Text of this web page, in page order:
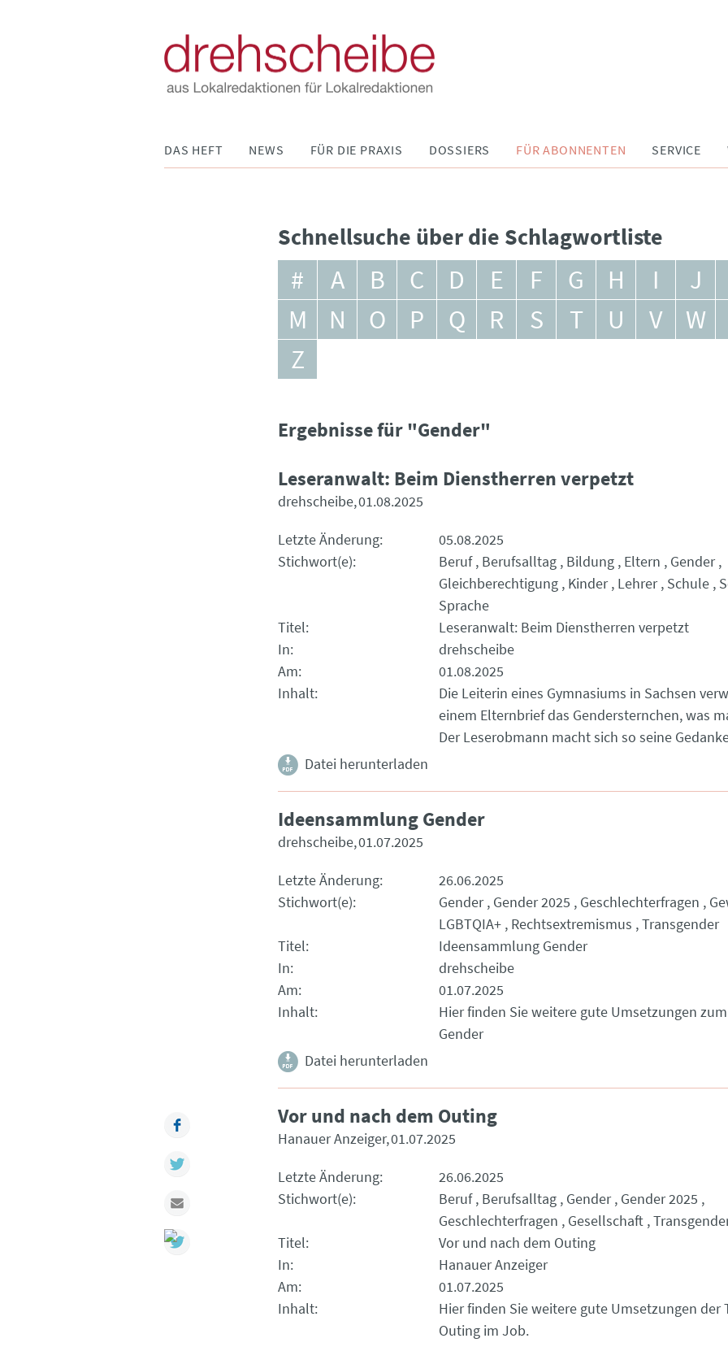
DAS HEFT NEWS FÜR DIE PRAXIS DOSSIERS FÜR ABONNENTEN SERVICE
Schnellsuche über die Schlagwortliste
# A B C D E F G H I J
M
N O P Q R S T U V W
Z
Ergebnisse für "Gender"
Leseranwalt: Beim Dienstherren verpetzt
drehscheibe 01.08.2025
Letzte Änderung
05.08.2025
Stichwort(e)
Beruf Berufsalltag Bildung Eltern
Gender
Gleichberechtigung Kinder Lehrer Schule
Sprache
Titel
Leseranwalt: Beim Dienstherren verpetzt
In
drehscheibe
Am
01.08.2025
Inhalt
Die Leiterin eines Gymnasiums in Sachsen
einem Elternbrief das Gendersternchen, was
Der Leserobmann macht sich so seine
Datei herunterladen
Ideensammlung Gender
drehscheibe 01.07.2025
Letzte Änderung
26.06.2025
Stichwort(e)
Gender Gender 2025 Geschlechterfragen
LGBTQIA+ Rechtsextremismus Transgender
Titel
Ideensammlung Gender
In
drehscheibe
Am
01.07.2025
Inhalt
Hier finden Sie weitere gute Umsetzungen
Gender
Datei herunterladen
Vor und nach dem Outing
Hanauer Anzeiger 01.07.2025
Letzte Änderung
26.06.2025
Stichwort(e)
Beruf Berufsalltag Gender Gender 2025
Geschlechterfragen
Gesellschaft
Titel
Vor und nach dem Outing
In
Hanauer Anzeiger
Am
01.07.2025
Inhalt
Hier finden Sie weitere gute Umsetzungen der
Outing im Job.